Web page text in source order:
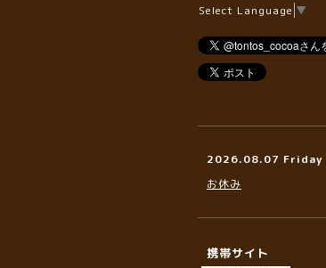
Select Language ▼
2026.08.07 Friday
お休み
携帯サイト